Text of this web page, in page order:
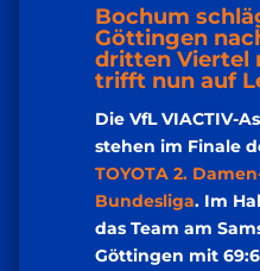
Bochum
Göttingen
dritten Viertel
trifft nun auf
Die VfL VIACTIV-
stehen im Finale
TOYOTA 2.
Bundesliga. Im
das Team am
Göttingen mit